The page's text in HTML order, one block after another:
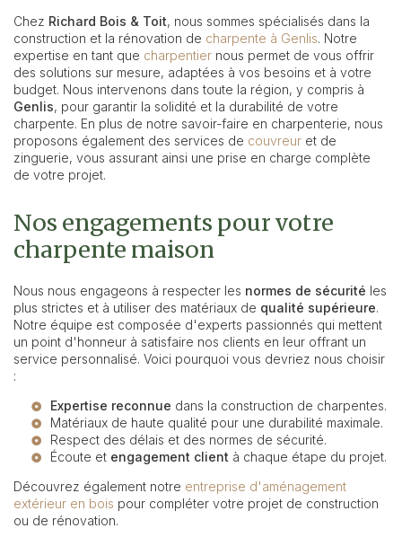
Chez Richard Bois & Toit, nous sommes spécialisés dans la
construction et la rénovation de charpente à Genlis. Notre
expertise en tant que charpentier nous permet de vous offrir
des solutions sur mesure, adaptées à vos besoins et à votre
budget. Nous intervenons dans toute la région, y compris à
Genlis, pour garantir la solidité et la durabilité de votre
charpente. En plus de notre savoir-faire en charpenterie, nous
proposons également des services de couvreur et de
zinguerie, vous assurant ainsi une prise en charge complète
de votre projet.
Nos engagements pour votre
charpente maison
Nous nous engageons à respecter les normes de sécurité les
plus strictes et à utiliser des matériaux de qualité supérieure.
Notre équipe est composée d'experts passionnés qui mettent
un point d'honneur à satisfaire nos clients en leur offrant un
service personnalisé. Voici pourquoi vous devriez nous choisir
:
Expertise reconnue dans la construction de charpentes.
Matériaux de haute qualité pour une durabilité maximale.
Respect des délais et des normes de sécurité.
Écoute et engagement client à chaque étape du projet.
Découvrez également notre entreprise d'aménagement
extérieur en bois pour compléter votre projet de construction
ou de rénovation.